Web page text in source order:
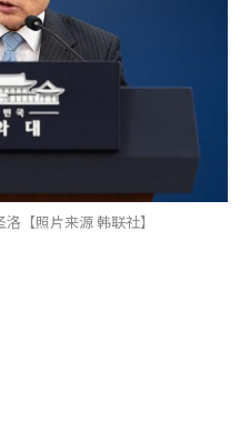
【照片来源 韩联社】